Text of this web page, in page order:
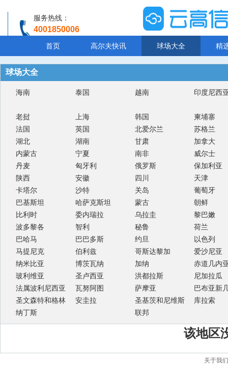
服务热线：
4001850006
首页 高尔夫快讯 球场大全 精
球场大全
海南 泰国 越南 印度尼西
老挝 上海 韩国
柬埔寨
法国
英国 北爱尔兰
苏格兰
湖北
湖南 甘肃
加拿大
内蒙古
宁夏 南非
威尔士
丹麦
匈牙利 俄罗斯
保加利亚
陕西
安徽 四川
天津
卡塔尔
沙特 关岛
葡萄牙
巴基斯坦
哈萨克斯坦 蒙古
朝鲜
比利时
委内瑞拉 乌拉圭
黎巴嫩
波多黎各
智利 秘鲁
荷兰
巴哈马
巴巴多斯 约旦
以色列
马提尼克
伯利兹 哥斯达黎加
爱沙尼亚
纳米比亚
博茨瓦纳 加纳
赤道几内
玻利维亚
圣卢西亚 洪都拉斯
尼加拉瓜
法属波利尼西亚
瓦努阿图 萨摩亚
巴布亚新
圣文森特和格林
纳丁斯
安圭拉
圣基茨和尼维斯
联邦
库拉索
该地区
关于我们